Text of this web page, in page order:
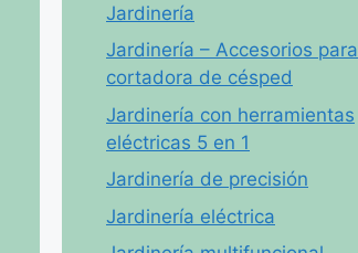
Jardinería
Jardinería – Accesorios para
cortadora de césped
Jardinería con herramientas
eléctricas 5 en 1
Jardinería de precisión
Jardinería eléctrica